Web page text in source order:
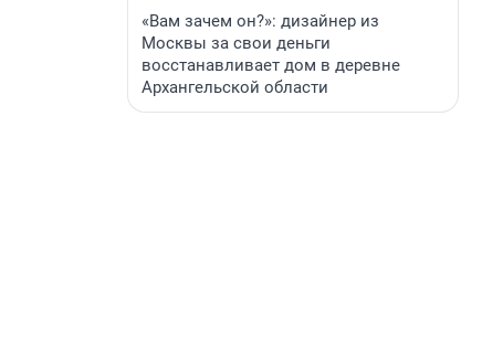
«Вам зачем он?»: дизайнер из
Москвы за свои деньги
восстанавливает дом в деревне
Архангельской области